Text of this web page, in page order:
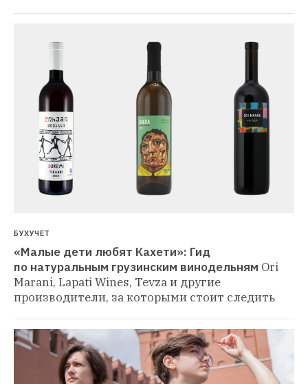
БУХУЧЕТ
«Малые дети любят Кахети»: Гид
по натуральным грузинским винодельням Ori
Marani, Lapati Wines, Tevza и другие
производители, за которыми стоит следить